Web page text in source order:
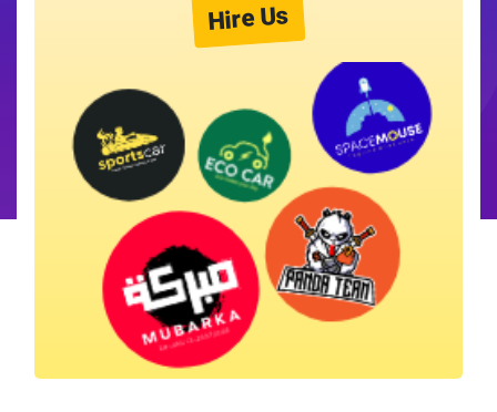
Hire Us